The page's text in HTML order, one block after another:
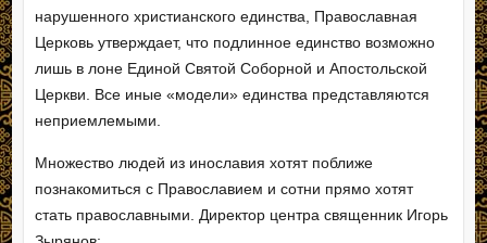
нарушенного христианского единства, Православная
Церковь утверждает, что подлинное единство возможно
лишь в лоне Единой Святой Соборной и Апостольской
Церкви. Все иные «модели» единства представляются
неприемлемыми.
Множество людей из инославия хотят поближе
познакомиться с Православием и сотни прямо хотят
стать православными. Директор центра священник Игорь